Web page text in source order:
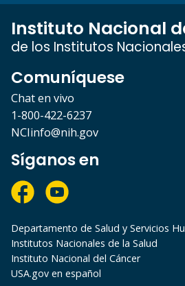
Instituto Nacional
de los Institutos
Comuníquese
Chat en vivo
1-800-422-6237
NCIinfo@nih.gov
Síganos en
Departamento de Salud y Servicios
Institutos Nacionales de la Salud
Instituto Nacional del Cáncer
USA.gov en español